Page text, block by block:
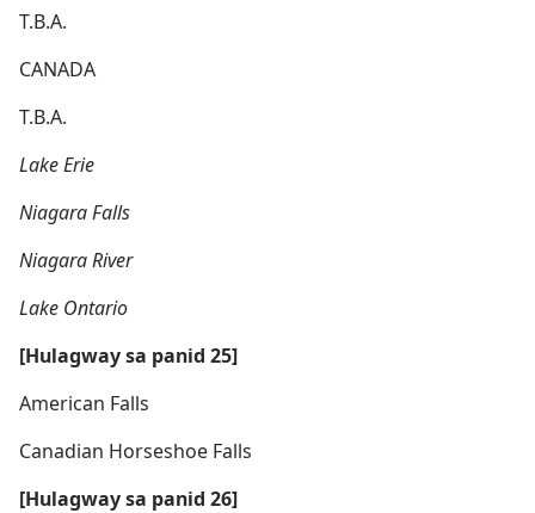
T.B.A.
CANADA
T.B.A.
Lake Erie
Niagara Falls
Niagara River
Lake Ontario
[Hulagway sa panid 25]
American Falls
Canadian Horseshoe Falls
[Hulagway sa panid 26]